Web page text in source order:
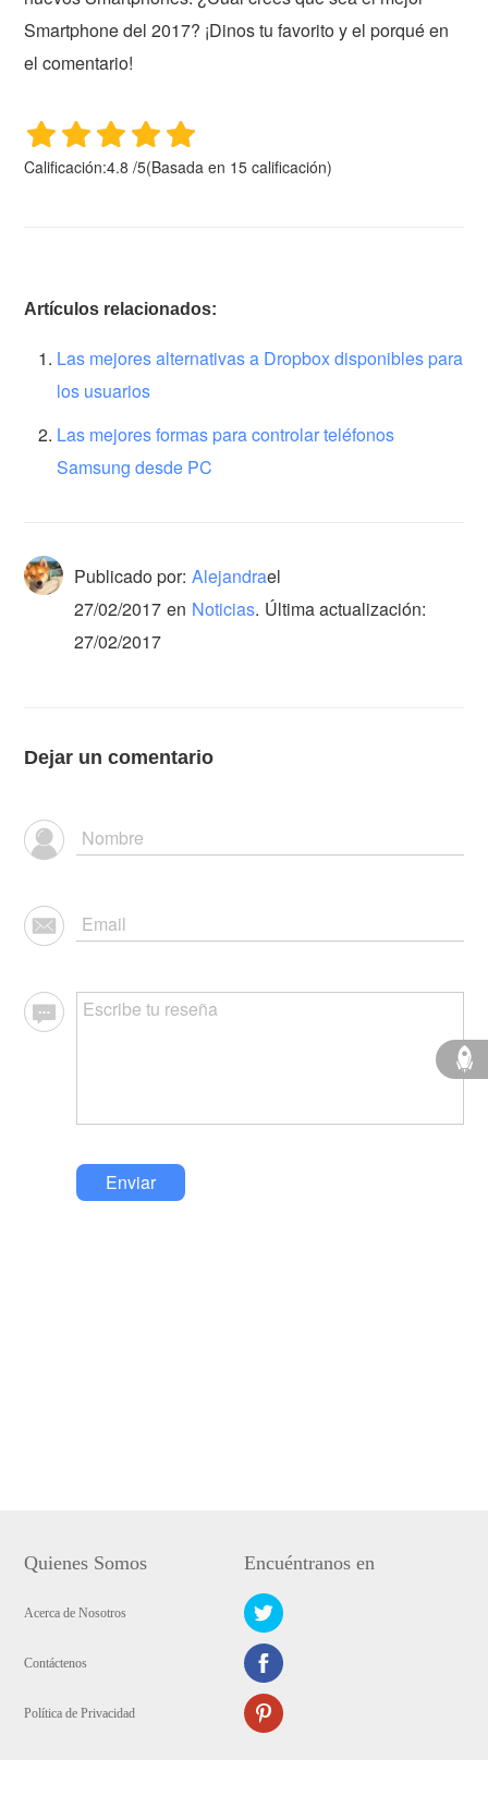
Smartphone del 2017? ¡Dinos tu favorito y el porqué en
el comentario!
Calificación:4.8 /5(Basada en 15 calificación)
Artículos relacionados:
Las mejores alternativas a Dropbox disponibles para
los usuarios
Las mejores formas para controlar teléfonos
Samsung desde PC
Publicado por: Alejandrael
27/02/2017 en Noticias. Última actualización:
27/02/2017
Dejar un comentario
Enviar
Quienes Somos
Acerca de Nosotros
Contáctenos
Política de Privacidad
Encuéntranos en